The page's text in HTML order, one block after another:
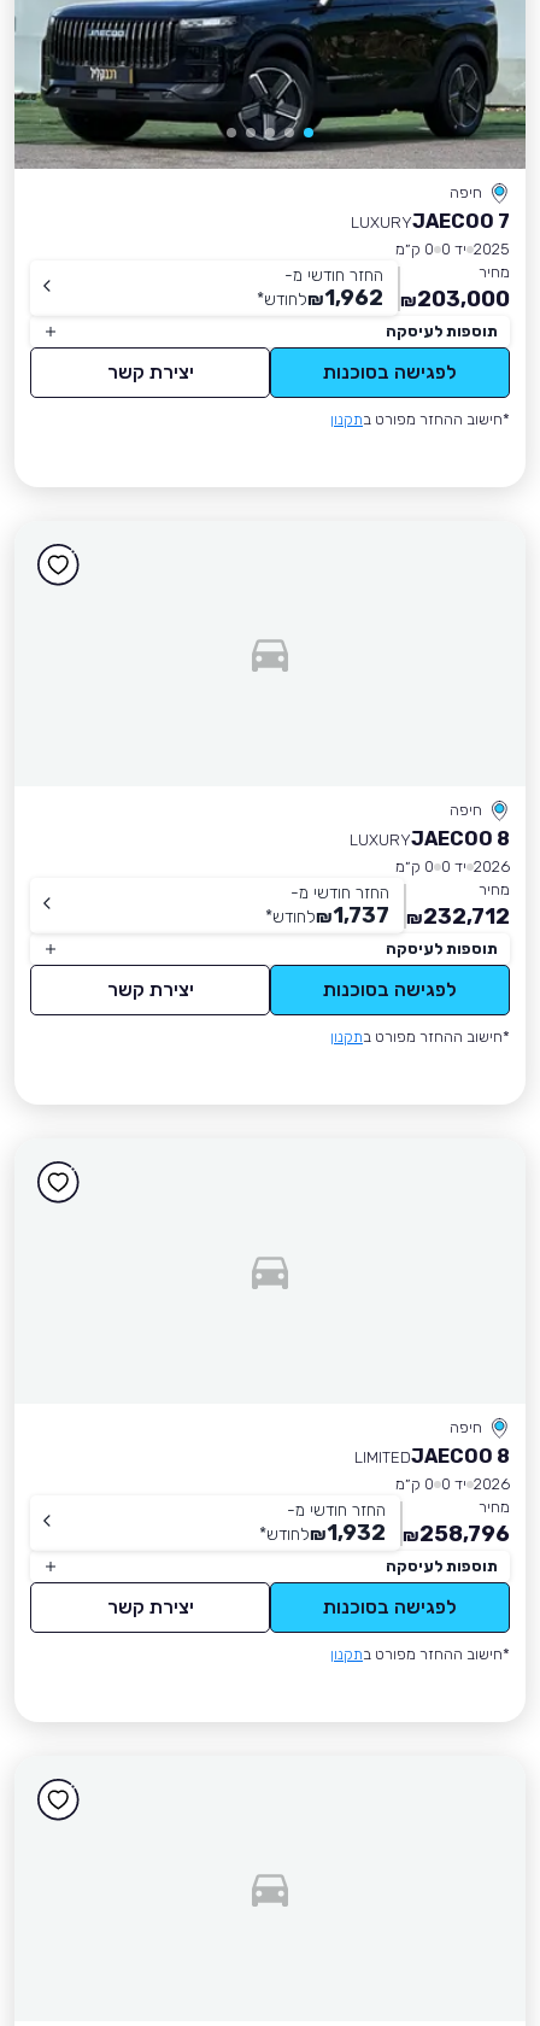
חיפה
JAECOO 7
LUXURY
2025 יד 0
0 ק״מ
מחיר
203,000
₪
החזר חודשי מ-
1,962
₪לחודש*
תוספות לעיסקה
לפגישה בסוכנות יצירת קשר
*חישוב ההחזר מפורט בתקנון
חיפה
JAECOO 8
LUXURY
2026 יד 0
0 ק״מ
מחיר
232,712
₪
החזר חודשי מ-
1,737
₪לחודש*
תוספות לעיסקה
לפגישה בסוכנות יצירת קשר
*חישוב ההחזר מפורט בתקנון
חיפה
JAECOO 8
LIMITED
2026 יד 0
0 ק״מ
מחיר
258,796
₪
החזר חודשי מ-
1,932
₪לחודש*
תוספות לעיסקה
לפגישה בסוכנות יצירת קשר
*חישוב ההחזר מפורט בתקנון